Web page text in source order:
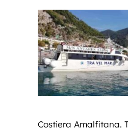
Costiera Amalfitana.